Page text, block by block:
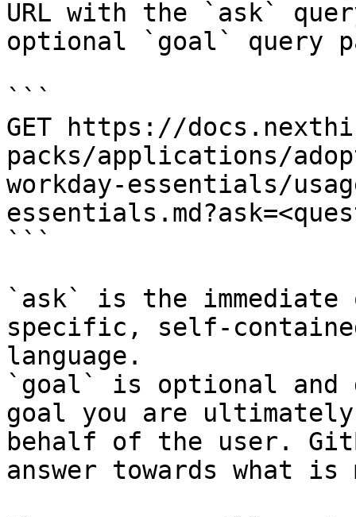
URL with the `ask`
optional `goal` query
```
GET https://
packs/applications/
workday-essentials/
```
`ask` is the
specific, self-
language.
`goal` is optional and
goal you are
behalf of the user.
answer towards what